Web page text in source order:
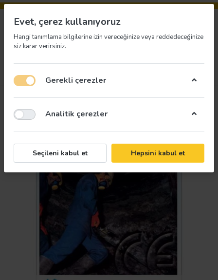
Evet, çerez kullanıyoruz
Hangi tanımlama bilgilerine izin vereceğinize veya reddedeceğinize
siz karar verirsiniz.
Gerekli çerezler
Analitik çerezler
Seçileni kabul et Hepsini kabul et